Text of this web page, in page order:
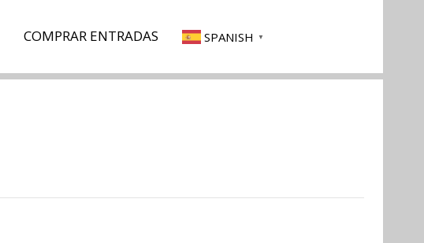
COMPRAR ENTRADAS SPANISH ▼